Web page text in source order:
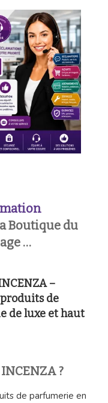
Boutique du
…
–
de
de luxe et haut
?
de parfumerie en